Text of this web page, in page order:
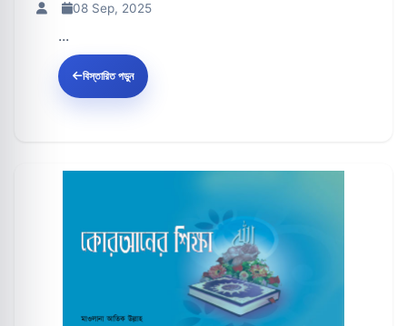
08 Sep, 2025
...
বিস্তারিত পড়ুন